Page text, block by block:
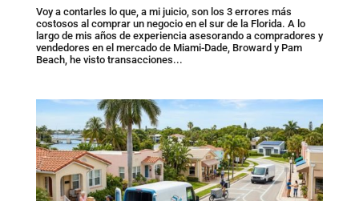
Voy a contarles lo que, a mi juicio, son los 3 errores más
costosos al comprar un negocio en el sur de la Florida. A lo
largo de mis años de experiencia asesorando a compradores y
vendedores en el mercado de Miami-Dade, Broward y Pam
Beach, he visto transacciones...